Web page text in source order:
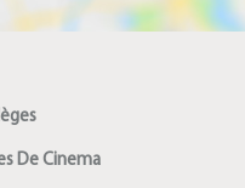
De Cinema